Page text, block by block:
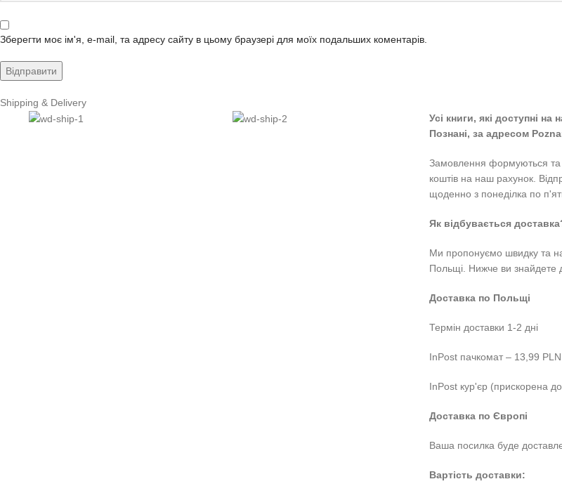
Зберегти моє ім'я, e-mail, та адресу сайту в цьому браузері для моїх подальших коментарів.
Shipping & Delivery
Усі книги, які доступні
Познані, за адресом
Замовлення формуються та
коштів на наш рахунок.
щоденно з понеділка по
Як відбувається
Ми пропонуємо швидку та
Польщі. Нижче ви знайдете
Доставка по Польщі
Термін доставки 1-2 дні
InPost пачкомат – 13,99 PLN
InPost кур'єр (прискорена
Доставка по Європі
Ваша посилка буде
Вартість доставки: